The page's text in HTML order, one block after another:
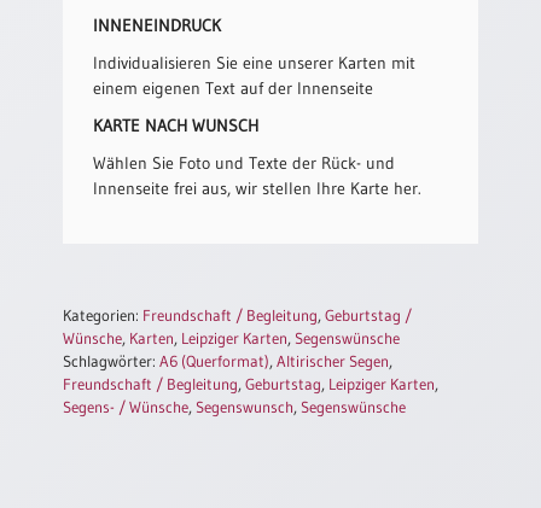
Urkunden
Abendmahlszulassung
Kirchen(wieder)eintritt
Poster
Neuerscheinungen
Einzelposter
INNENEINDRUCK
Individualisieren Sie eine unserer Karten mit
einem eigenen Text auf der Innenseite
KARTE NACH WUNSCH
Wählen Sie Foto und Texte der Rück- und
Innenseite frei aus, wir stellen Ihre Karte her.
Kategorien: Freundschaft / Begleitung,Geburtstag /
Wünsche, Karten, Leipziger Karten, Segenswünsche
Schlagwörter:A6 (Querformat),Altirischer Segen,
Freundschaft / Begleitung,Geburtstag, Leipziger Karten,
Segens- / Wünsche, Segenswunsch, Segenswünsche